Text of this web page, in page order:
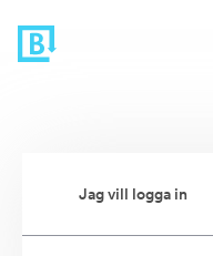
Jag vill logga in